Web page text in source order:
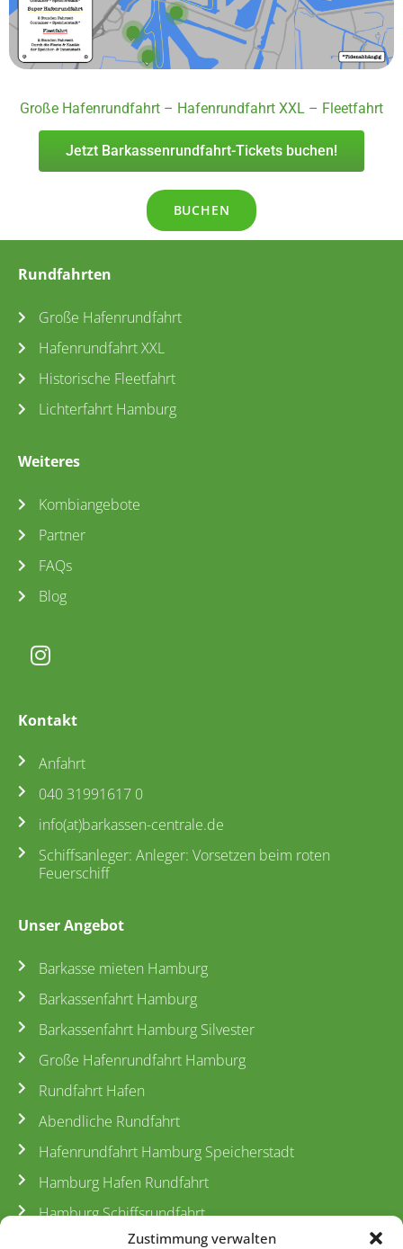
Zustimmung verwalten
Große Hafenrundfahrt – Hafenrundfahrt XXL – Fleetfahrt
Jetzt Barkassenrundfahrt-Tickets buchen!
BUCHEN
Rundfahrten
Große Hafenrundfahrt
Hafenrundfahrt XXL
Historische Fleetfahrt
Lichterfahrt Hamburg
Weiteres
Kombiangebote
Partner
FAQs
Blog
Kontakt
Anfahrt
040 31991617 0
info(at)barkassen-centrale.de
Schiffsanleger: Anleger: Vorsetzen beim roten
Feuerschiff
Unser Angebot
Barkasse mieten Hamburg
Barkassenfahrt Hamburg
Barkassenfahrt Hamburg Silvester
Große Hafenrundfahrt Hamburg
Rundfahrt Hafen
Abendliche Rundfahrt
Hafenrundfahrt Hamburg Speicherstadt
Hamburg Hafen Rundfahrt
Hamburg Schiffsrundfahrt
Barkassenfahrt Hamburg Hafengeburtstag